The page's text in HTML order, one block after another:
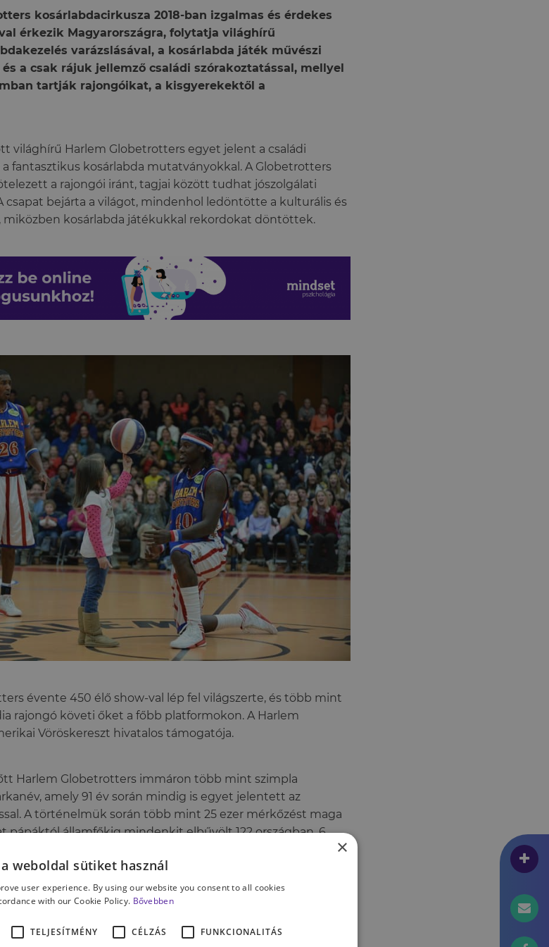
kosárlabdacirkusza 2018-ban izgalmas és érdekes
érkezik Magyarországra, folytatja világhírű
varázslásával, a kosárlabda játék művészi
a csak rájuk jellemző családi szórakoztatással, mellyel
tartják rajongóikat, a kisgyerekektől a
világhírű Harlem Globetrotters egyet jelent a családi
a fantasztikus kosárlabda mutatványokkal. A Globetrotters
a rajongói iránt, tagjai között tudhat jószolgálati
csapat bejárta a világot, mindenhol ledöntötte a kulturális és
miközben kosárlabda játékukkal rekordokat döntöttek.
évente 450 élő show-val lép fel világszerte, és több mint
rajongó követi őket a főbb platformokon. A Harlem
Vöröskereszt hivatalos támogatója.
Harlem Globetrotters immáron több mint szimpla
amely 91 év során mindig is egyet jelentett az
A történelmük során több mint 25 ezer mérkőzést maga
pápáktól államfőkig mindenkit elbűvölt 122 országban, 6
10., 19:00–21:00
×
a weboldal sütiket használ
user experience. By using our website you consent to all cookies
with our Cookie Policy. Bővebben
TELJESÍTMÉNY CÉLZÁS FUNKCIONALITÁS